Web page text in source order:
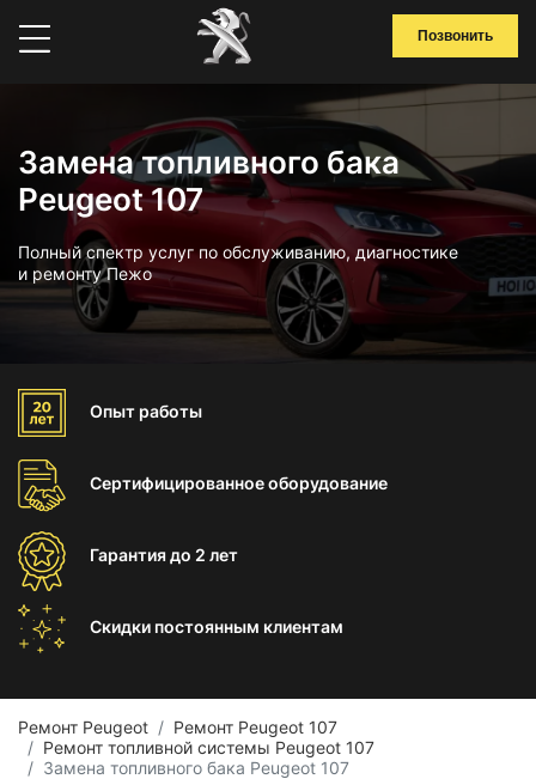
Позвонить
Замена топливного бака
Peugeot 107
Полный спектр услуг по обслуживанию, диагностике
и ремонту Пежо
Опыт работы
Сертифицированноеоборудование
Гарантиядо 2 лет
Скидки постоянным клиентам
Ремонт Peugeot
Ремонт Peugeot 107
Ремонт топливной системы Peugeot 107
Замена топливного бака Peugeot 107